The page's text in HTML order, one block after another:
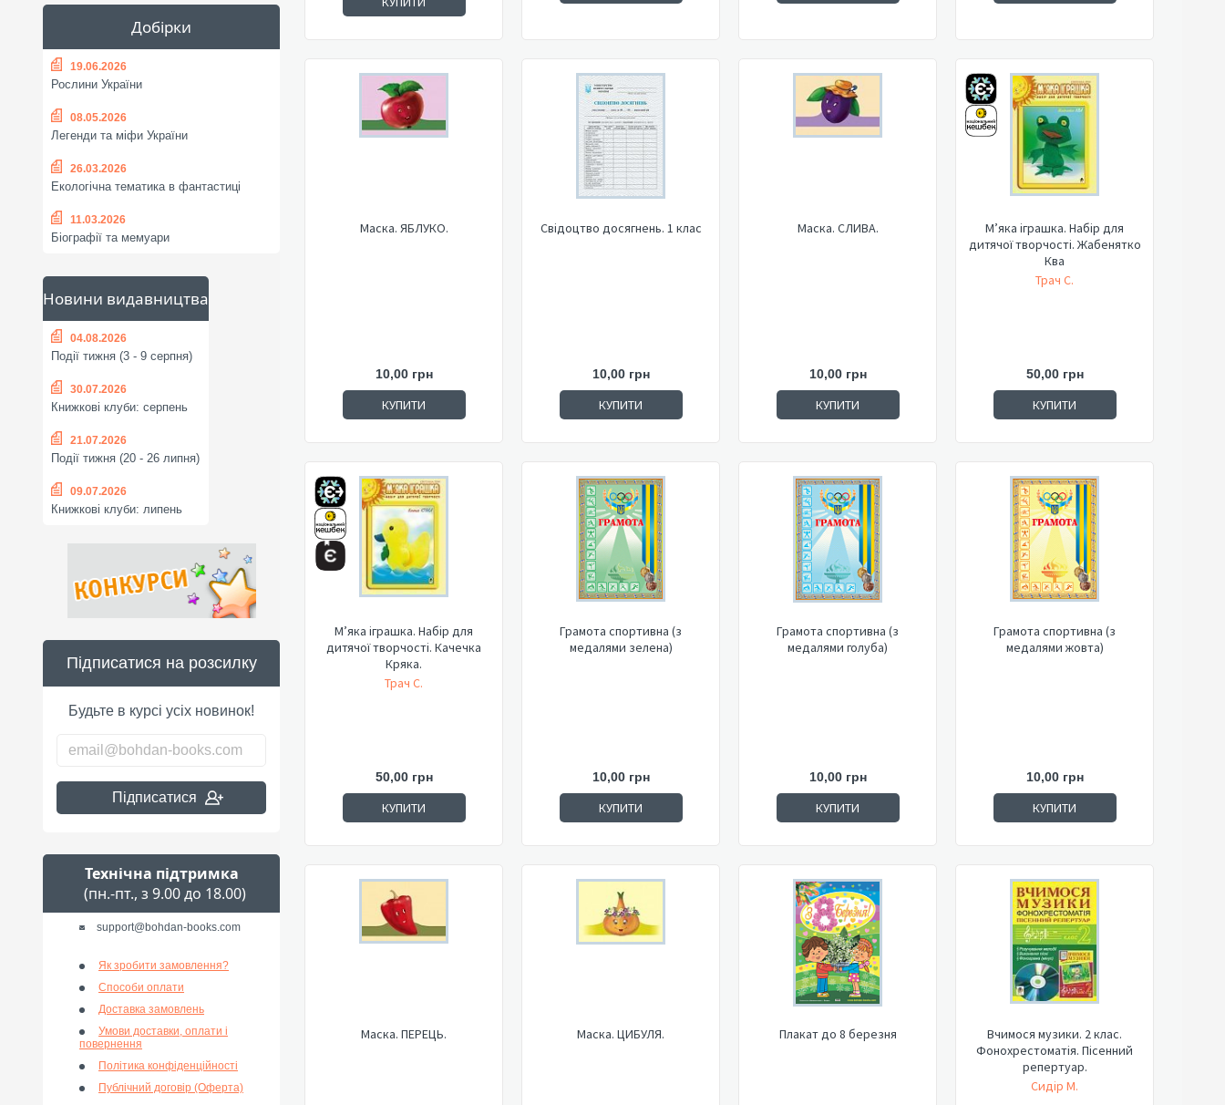
Добірки
19.06.2026
Рослини України
08.05.2026
Легенди та міфи України
26.03.2026
Екологічна тематика в фантастиці
11.03.2026
Біографії та мемуари
Новини видавництва
04.08.2026
Події тижня (3 - 9 серпня)
30.07.2026
Книжкові клуби: серпень
21.07.2026
Події тижня (20 - 26 липня)
09.07.2026
Книжкові клуби: липень
Підписатися на розсилку
Будьте в курсі усіх новинок!
Підписатися
Технічна підтримка
(пн.-пт., з 9.00 до 18.00)
support@bohdan-books.com
Як зробити замовлення?
Способи оплати
Доставка замовлень
Умови доставки, оплати і
повернення
Політика конфіденційності
Публічний договір (Оферта)
Маска. ЯБЛУКО.
10,00 грн
КУПИТИ
Свідоцтво досягнень. 1 клас
10,00 грн
КУПИТИ
Маска. СЛИВА.
10,00 грн
КУПИТИ
М’яка іграшка. Набір для
дитячої творчості. Жабенятко
Ква
Трач С.
50,00 грн
КУПИТИ
М’яка іграшка. Набір для
дитячої творчості. Качечка
Кряка.
Трач С.
50,00 грн
КУПИТИ
Грамота спортивна (з
медалями зелена)
10,00 грн
КУПИТИ
Грамота спортивна (з
медалями голуба)
10,00 грн
КУПИТИ
Грамота спортивна (з
медалями жовта)
10,00 грн
КУПИТИ
Маска. ПЕРЕЦЬ. Маска. ЦИБУЛЯ. Плакат до 8 березня
Вчимося музики. 2 клас.
Фонохрестоматія. Пісенний
репертуар.
Сидір М.